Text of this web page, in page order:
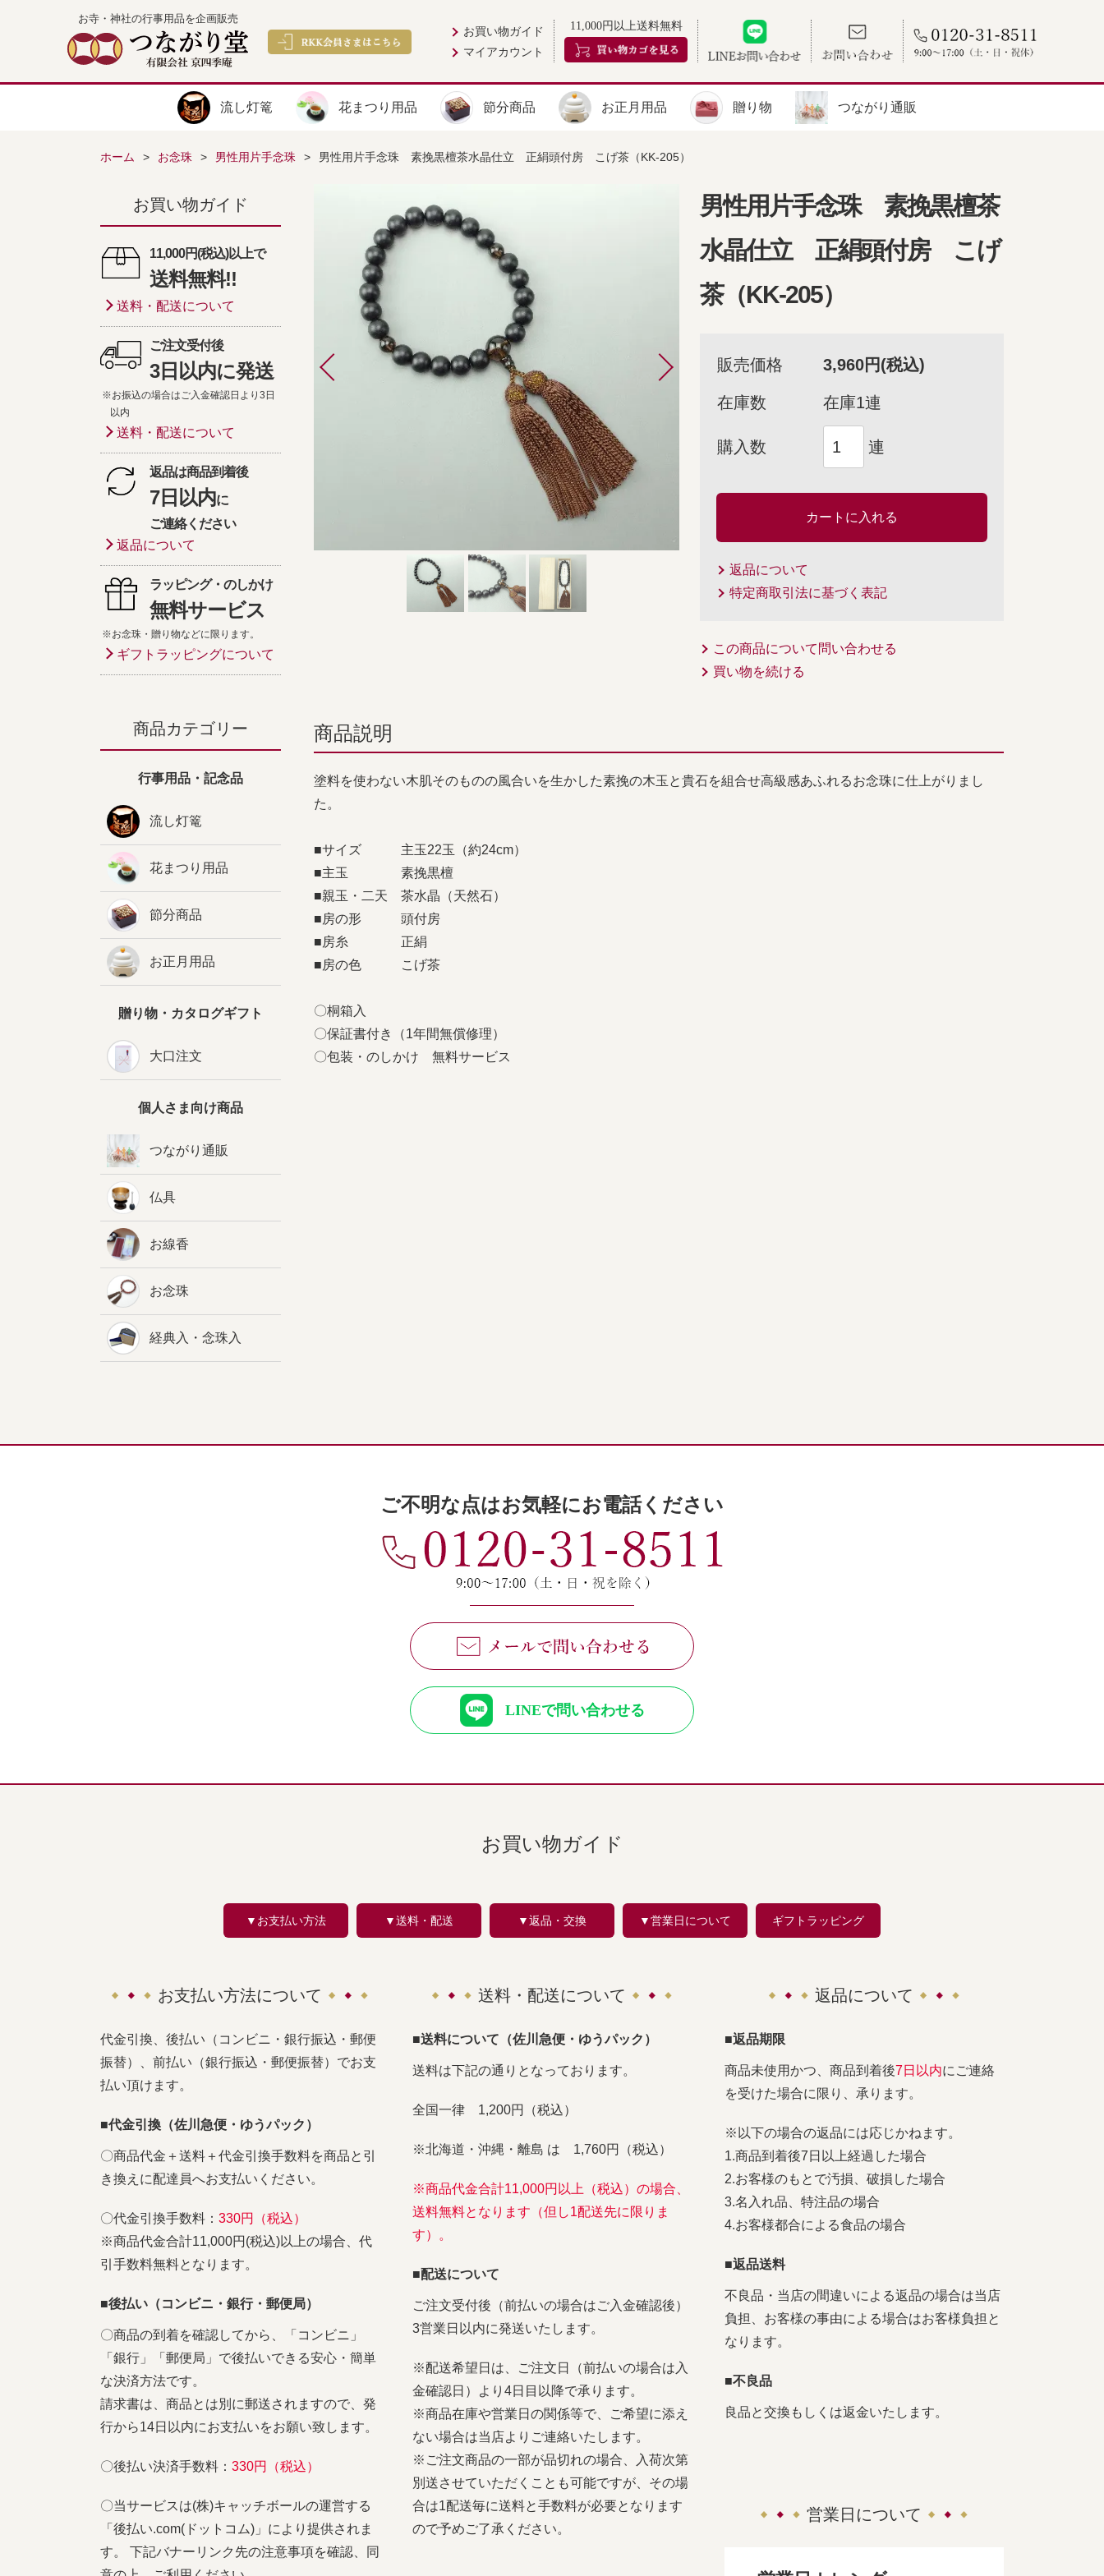
お寺・神社の行事用品を企画販売
お買い物ガイド
マイアカウント
11,000円以上送料無料
流し灯篭 花まつり用品 節分商品 お正月用品 贈り物 つながり通販
ホーム お念珠 男性用片手念珠 男性用片手念珠 素挽黒檀茶水晶仕立 正絹頭付房 こげ茶（KK-205）
男性用片手念珠 素挽黒檀茶
水晶仕立 正絹頭付房 こげ
茶（KK-205）
販売価格 3,960円(税込)
在庫数 在庫1連
購入数 連
返品について
特定商取引法に基づく表記
この商品について問い合わせる
買い物を続ける
商品説明
塗料を使わない木肌そのものの風合いを生かした素挽の木玉と貴石を組合せ高級感あふれるお念珠に仕上がりまし
た。
■サイズ 主玉22玉（約24cm）
■主玉 素挽黒檀
■親玉・二天 茶水晶（天然石）
■房の形 頭付房
■房糸 正絹
■房の色 こげ茶
〇桐箱入
〇保証書付き（1年間無償修理）
〇包装・のしかけ 無料サービス
お買い物ガイド
11,000円(税込)以上で
送料無料!!
送料・配送について
ご注文受付後
3日以内に発送
※お振込の場合はご入金確認日より3日
以内
送料・配送について
返品は商品到着後
7日以内に
ご連絡ください
返品について
ラッピング・のしかけ
無料サービス
※お念珠・贈り物などに限ります。
ギフトラッピングについて
商品カテゴリー
行事用品・記念品
流し灯篭
花まつり用品
節分商品
お正月用品
贈り物・カタログギフト
大口注文
個人さま向け商品
つながり通販
仏具
お線香
お念珠
経典入・念珠入
ご不明な点はお気軽にお電話ください
LINEで問い合わせる
お買い物ガイド
▼お支払い方法 ▼送料・配送 ▼返品・交換 ▼営業日について ギフトラッピング
お支払い方法について
代金引換、後払い（コンビニ・銀行振込・郵便
振替）、前払い（銀行振込・郵便振替）でお支
払い頂けます。
■代金引換（佐川急便・ゆうパック）
〇商品代金＋送料＋代金引換手数料を商品と引
き換えに配達員へお支払いください。
〇代金引換手数料： 330円（税込）
※商品代金合計11,000円(税込)以上の場合、代
引手数料無料となります。
■後払い（コンビニ・銀行・郵便局）
〇商品の到着を確認してから、「コンビニ」
「銀行」「郵便局」で後払いできる安心・簡単
な決済方法です。
請求書は、商品とは別に郵送されますので、発
行から14日以内にお支払いをお願い致します。
〇後払い決済手数料： 330円（税込）
〇当サービスは(株)キャッチボールの運営する
「後払い.com(ドットコム)」により提供されま
す。 下記バナーリンク先の注意事項を確認、同
送料・配送について
■送料について（佐川急便・ゆうパック）
送料は下記の通りとなっております。
全国一律 1,200円（税込）
※北海道・沖縄・離島 は 1,760円（税込）
※商品代金合計11,000円以上（税込）の場合、
送料無料となります（但し1配送先に限りま
す）。
■配送について
ご注文受付後（前払いの場合はご入金確認後）
3営業日以内に発送いたします。
※配送希望日は、ご注文日（前払いの場合は入
金確認日）より4日目以降で承ります。
※商品在庫や営業日の関係等で、ご希望に添え
ない場合は当店よりご連絡いたします。
※ご注文商品の一部が品切れの場合、入荷次第
別送させていただくことも可能ですが、その場
合は1配送毎に送料と手数料が必要となります
ので予めご了承ください。
返品について
■返品期限
商品未使用かつ、商品到着後7日以内にご連絡
を受けた場合に限り、承ります。
※以下の場合の返品には応じかねます。
1.商品到着後7日以上経過した場合
2.お客様のもとで汚損、破損した場合
3.名入れ品、特注品の場合
4.お客様都合による食品の場合
■返品送料
不良品・当店の間違いによる返品の場合は当店
負担、お客様の事由による場合はお客様負担と
なります。
■不良品
良品と交換もしくは返金いたします。
営業日について